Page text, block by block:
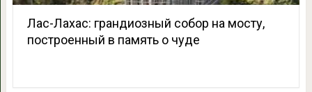
Лас-Лахас: грандиозный собор на мосту,
построенный в память о чуде